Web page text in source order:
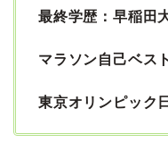
最終学歴：早稲田
マラソン自己ベス
東京オリンピック